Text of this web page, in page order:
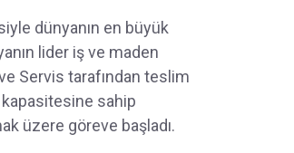
dünyanın en büyük
lider iş ve maden
Servis tarafından teslim
sahip
üzere göreve başladı.